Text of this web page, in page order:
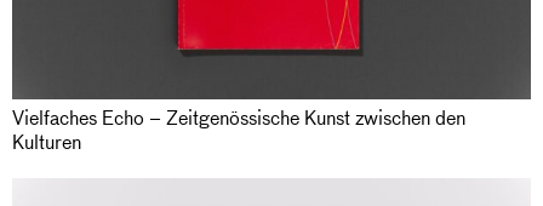
Vielfaches Echo – Zeitgenössische Kunst zwischen den
Kulturen